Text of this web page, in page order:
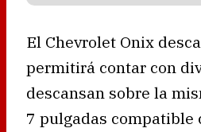
El Chevrolet Onix
permitirá contar con
descansan sobre la
7 pulgadas compatible